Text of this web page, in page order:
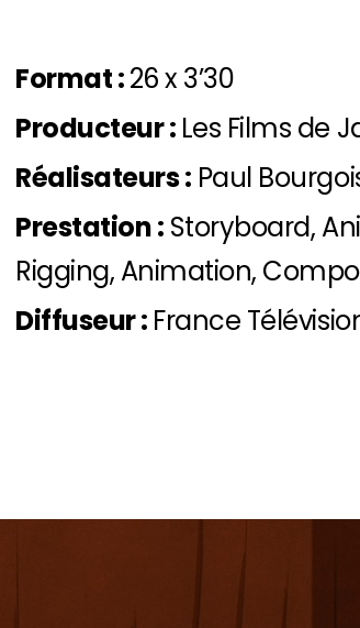
Format :26 x 3’30
Producteur : Les Films de
Réalisateurs : Paul
Prestation : Storyboard,
Rigging, Animation,
Diffuseur : France